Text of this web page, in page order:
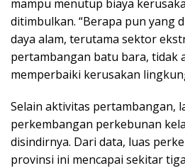
mampu menutup biaya
ditimbulkan. “Berapa pun yang
daya alam, terutama sektor
pertambangan batu bara, tidak
memperbaiki kerusakan
Selain aktivitas pertambangan,
perkembangan perkebunan
disindirnya. Dari data, luas
provinsi ini mencapai sekitar